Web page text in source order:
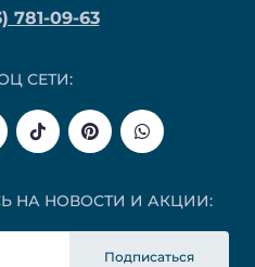
781-09-63
СЕТИ:
НА НОВОСТИ И АКЦИИ:
Подписаться